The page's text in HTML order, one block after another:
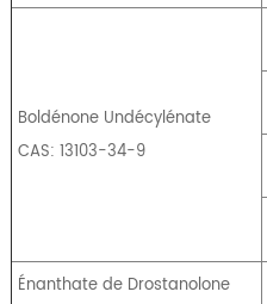
Boldénone Undécylénate
CAS: 13103-34-9
Énanthate de Drostanolone